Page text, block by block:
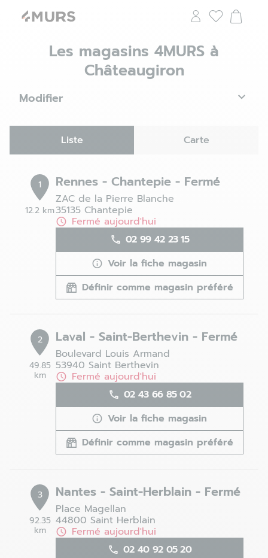
Les magasins 4MURS à
Châteaugiron
Modifier
Liste Carte
1
12.2 km
Rennes - Chantepie - Fermé
ZAC de la Pierre Blanche
35135 Chantepie
Fermé aujourd'hui
02 99 42 23 15
Voir la fiche magasin
Définir comme magasin préféré
2
49.85
km
Laval - Saint-Berthevin - Fermé
Boulevard Louis Armand
53940 Saint Berthevin
Fermé aujourd'hui
02 43 66 85 02
Voir la fiche magasin
Définir comme magasin préféré
3
92.35
km
Nantes - Saint-Herblain - Fermé
Place Magellan
44800 Saint Herblain
Fermé aujourd'hui
02 40 92 05 20